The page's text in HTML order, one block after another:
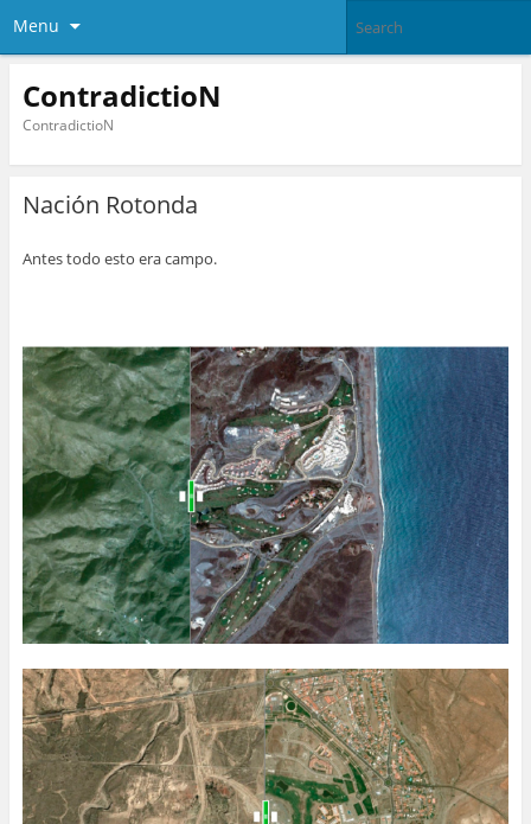
Menu
ContradictioN
ContradictioN
Nación Rotonda
Antes todo esto era campo.